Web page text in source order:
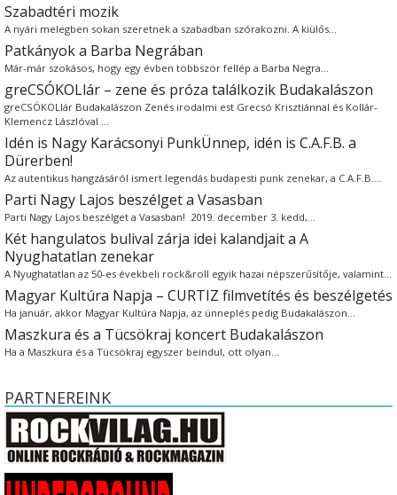
Szabadtéri mozik
A nyári melegben sokan szeretnek a szabadban szórakozni. A kiülős…
Patkányok a Barba Negrában
Már-már szokásos, hogy egy évben többször fellép a Barba Negra…
greCSÓKOLlár – zene és próza találkozik Budakalászon
greCSÓKOLlár Budakalászon Zenés irodalmi est Grecsó Krisztiánnal és Kollár-
Klemencz Lászlóval …
Idén is Nagy Karácsonyi PunkÜnnep, idén is C.A.F.B. a
Dürerben!
Az autentikus hangzásáról ismert legendás budapesti punk zenekar, a C.A.F.B.…
Parti Nagy Lajos beszélget a Vasasban
Parti Nagy Lajos beszélget a Vasasban! 2019. december 3. kedd,…
Két hangulatos bulival zárja idei kalandjait a A
Nyughatatlan zenekar
A Nyughatatlan az 50-es évekbeli rock&roll egyik hazai népszerűsítője, valamint…
Magyar Kultúra Napja – CURTIZ filmvetítés és beszélgetés
Ha január, akkor Magyar Kultúra Napja, az ünneplés pedig Budakalászon…
Maszkura és a Tücsökraj koncert Budakalászon
Ha a Maszkura és a Tücsökraj egyszer beindul, ott olyan…
PARTNEREINK